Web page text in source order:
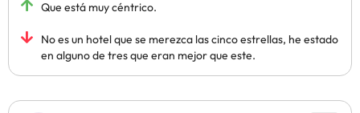
Que está muy céntrico.
No es un hotel que se merezca las cinco estrellas, he estado
en alguno de tres que eran mejor que este.